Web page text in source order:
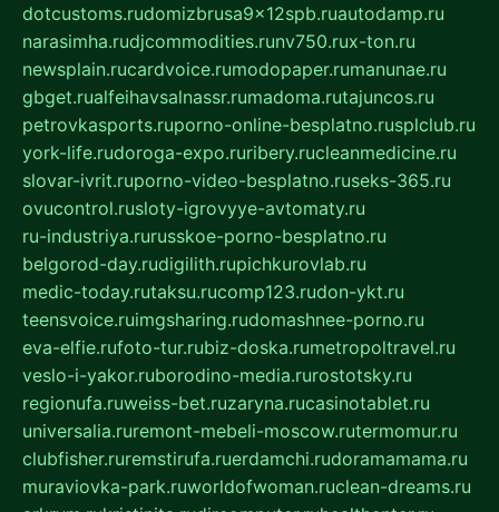
dotcustoms.rudomizbrusa9x12spb.ruautodamp.ru
narasimha.rudjcommodities.runv750.rux-ton.ru
newsplain.rucardvoice.rumodopaper.rumanunae.ru
gbget.rualfeihavsalnassr.rumadoma.rutajuncos.ru
petrovkasports.ruporno-online-besplatno.rusplclub.ru
york-life.rudoroga-expo.ruribery.rucleanmedicine.ru
slovar-ivrit.ruporno-video-besplatno.ruseks-365.ru
ovucontrol.rusloty-igrovyye-avtomaty.ru
ru-industriya.rurusskoe-porno-besplatno.ru
belgorod-day.rudigilith.rupichkurovlab.ru
medic-today.rutaksu.rucomp123.rudon-ykt.ru
teensvoice.ruimgsharing.rudomashnee-porno.ru
eva-elfie.rufoto-tur.rubiz-doska.rumetropoltravel.ru
veslo-i-yakor.ruborodino-media.rurostotsky.ru
regionufa.ruweiss-bet.ruzaryna.rucasinotablet.ru
universalia.ruremont-mebeli-moscow.rutermomur.ru
clubfisher.ruremstirufa.ruerdamchi.rudoramamama.ru
muraviovka-park.ruworldofwoman.ruclean-dreams.ru